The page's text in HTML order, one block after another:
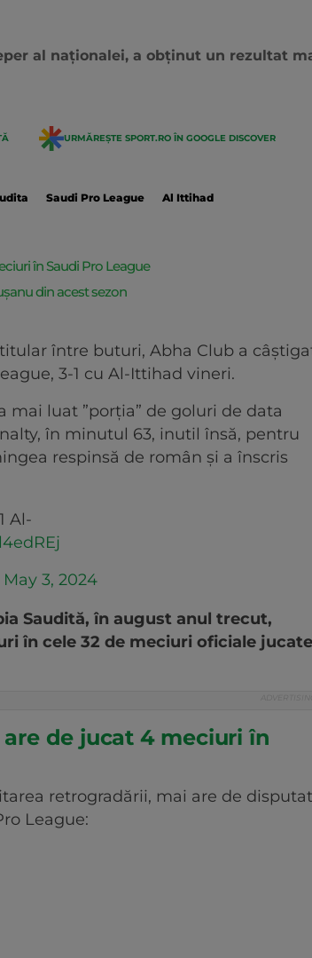
al naționalei, a obținut un rezultat
URMĂREȘTE SPORT.RO ÎN GOOGLE DISCOVER
Saudi Pro League Al Ittihad
în Saudi Pro League
din acest sezon
între buturi, Abha Club a
3-1 cu Al-Ittihad vineri.
mai luat ”porția” de goluri de data
în minutul 63, inutil însă, pentru
respinsă de român și a înscris
Al-
May 3, 2024
Saudită, în august anul trecut,
în cele 32 de meciuri oficiale jucate
de jucat 4 meciuri în
retrogradării, mai are de disputat
League: